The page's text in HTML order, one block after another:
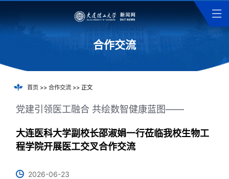
合作交流
首页>> 合作交流>> 正文
党建引领医工融合 共绘数智健康蓝图——
大连医科大学副校长邵淑娟一行莅临我校生物工
程学院开展医工交叉合作交流
2026-06-23